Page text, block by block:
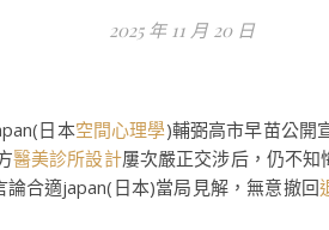
2025 年 11 月 20 日
日本空間心理學)輔弼高市早苗公開
醫美診所設計屢次嚴正交涉后，仍不知
論合適japan(日本)當局見解，無意撤回